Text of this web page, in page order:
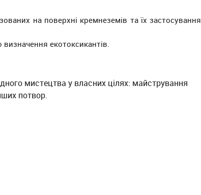
на поверхні кремнеземів та їх застосування
екотоксикантів.
мистецтва у власних цілях: майстрування
потвор.